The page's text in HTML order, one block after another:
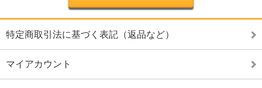
特定商取引法に基づく表記（返品など）
マイアカウント